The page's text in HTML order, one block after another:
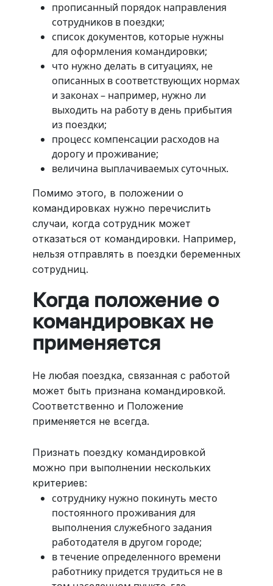
прописанный порядок направления
сотрудников в поездки;
список документов, которые нужны
для оформления командировки;
что нужно делать в ситуациях, не
описанных в соответствующих нормах
и законах – например, нужно ли
выходить на работу в день прибытия
из поездки;
процесс компенсации расходов на
дорогу и проживание;
величина выплачиваемых суточных.
Помимо этого, в положении о
командировках нужно перечислить
случаи, когда сотрудник может
отказаться от командировки. Например,
нельзя отправлять в поездки беременных
сотрудниц.
Когда положение о
командировках не
применяется
Не любая поездка, связанная с работой
может быть признана командировкой.
Соответственно и Положение
применяется не всегда.
Признать поездку командировкой
можно при выполнении нескольких
критериев:
сотруднику нужно покинуть место
постоянного проживания для
выполнения служебного задания
работодателя в другом городе;
в течение определенного времени
работнику придется трудиться не в